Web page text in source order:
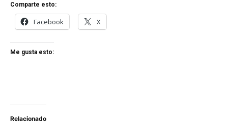
Comparte esto:
Facebook X
Me gusta esto:
Relacionado